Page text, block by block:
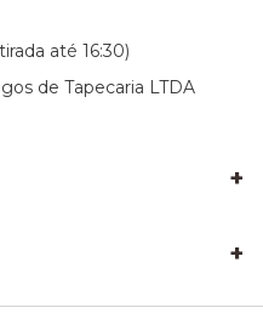
até 16:30)
de Tapecaria LTDA
+
+